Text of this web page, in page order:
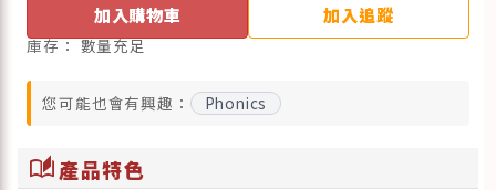
加入購物車 加入追蹤
庫存：數量充足
您可能也會有興趣： Phonics
auto_stories產品特色